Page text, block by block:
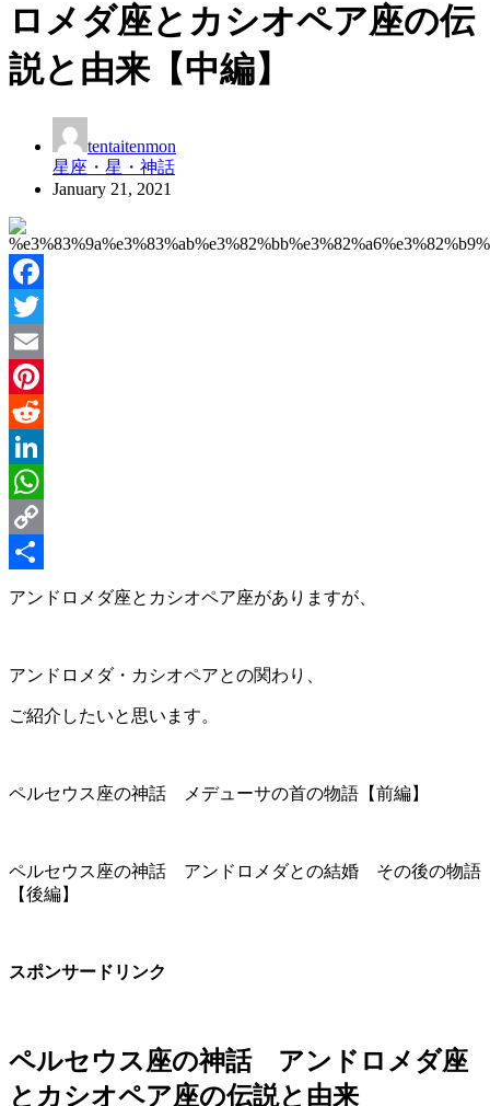
ロメダ座とカシオペア座の伝
説と由来【中編】
tentaitenmon
星座・星・神話
January 21, 2021
Facebook
Twitter
Email
Pinterest
Reddit
LinkedIn
WhatsApp
Copy
Link
Share
アンドロメダ座とカシオペア座がありますが、
アンドロメダ・カシオペアとの関わり、
ご紹介したいと思います。
ペルセウス座の神話 メデューサの首の物語【前編】
ペルセウス座の神話 アンドロメダとの結婚 その後の物語
【後編】
スポンサードリンク
ペルセウス座の神話 アンドロメダ座
とカシオペア座の伝説と由来